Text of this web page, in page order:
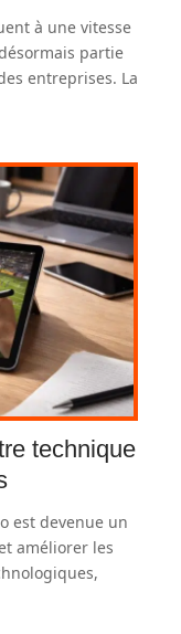
à une vitesse
partie
entreprises. La
technique
est devenue un
améliorer les